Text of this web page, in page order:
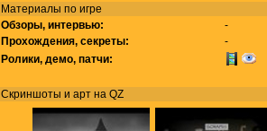
Материалы по игре
Обзоры, интервью:
-
Прохождения, секреты:
-
Ролики, демо, патчи:
Скриншоты и арт на QZ